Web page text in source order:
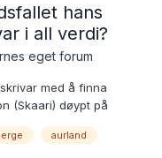
hans
i all verdi?
eget forum
med å finna
(Skaari) døypt på
13.8.1815 Her er
aurland